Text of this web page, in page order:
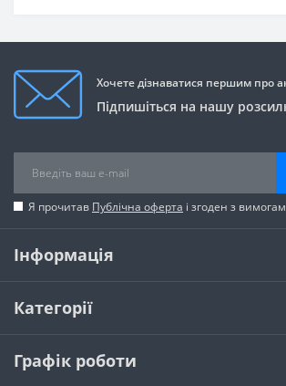
Хочете дізнаватися першим про
Підпишіться на нашу
Я прочитав Публічна оферта і згоден з
Інформація
Категорії
Графік роботи